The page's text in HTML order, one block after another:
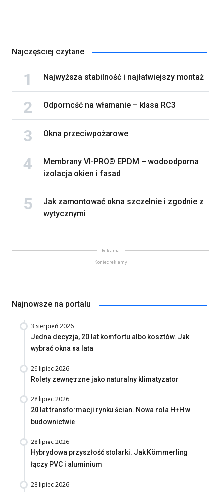
Najczęściej czytane
Najwyższa stabilność i najłatwiejszy montaż
Odporność na włamanie – klasa RC3
Okna przeciwpożarowe
Membrany VI-PRO® EPDM – wodoodporna
izolacja okien i fasad
Jak zamontować okna szczelnie i zgodnie z
wytycznymi
Reklama
Koniec reklamy
Najnowsze na portalu
3 sierpień 2026
Jedna decyzja, 20 lat komfortu albo kosztów. Jak
wybrać okna na lata
29 lipiec 2026
Rolety zewnętrzne jako naturalny klimatyzator
28 lipiec 2026
20 lat transformacji rynku ścian. Nowa rola H+H w
budownictwie
28 lipiec 2026
Hybrydowa przyszłość stolarki. Jak Kömmerling
łączy PVC i aluminium
28 lipiec 2026